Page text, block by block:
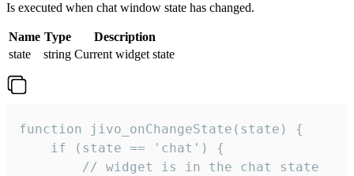
Is executed when chat window state has changed.
Name Type
Description
state
string Current widget state
function jivo_onChangeState(state) {
    if (state == 'chat') {
        // widget is in the chat state